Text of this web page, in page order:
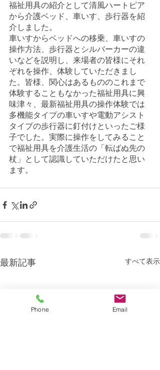
福祉用具の紹介として清風ハートピア
から介護ベッド、車いす、歩行器を紹
介しました。
車いすからベッドへの移乗、車いすの
操作方法、歩行器とシルバーカーの違
いなどを説明し、来場者の皆様にそれ
ぞれを操作、体験していただきまし
た。皆様、関心はあるもののこれまで
体験することもなかった福祉用具に興
味津々、最新福祉用具の操作体験では
多機能タイプの車いすや電動アシスト
タイプの歩行器に釘付けといったご様
子でした。実際に操作をしてみること
で福祉用具を介護生活の「転ばぬ先の
杖」として認識していただけたと思い
ます。
最新記事 すべて表示
Phone Email